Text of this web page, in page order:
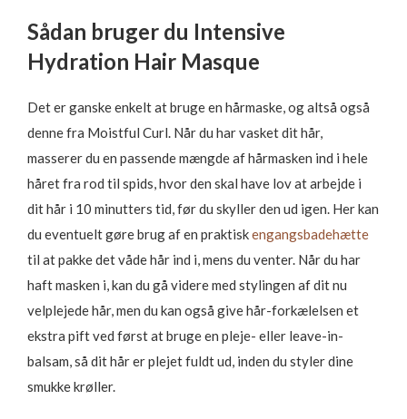
Sådan bruger du Intensive
Hydration Hair Masque
Det er ganske enkelt at bruge en hårmaske, og altså også
denne fra Moistful Curl. Når du har vasket dit hår,
masserer du en passende mængde af hårmasken ind i hele
håret fra rod til spids, hvor den skal have lov at arbejde i
dit hår i 10 minutters tid, før du skyller den ud igen. Her kan
du eventuelt gøre brug af en praktiskengangsbadehætte
til at pakke det våde hår ind i, mens du venter. Når du har
haft masken i, kan du gå videre med stylingen af dit nu
velplejede hår, men du kan også give hår-forkælelsen et
ekstra pift ved først at bruge en pleje- eller leave-in-
balsam, så dit hår er plejet fuldt ud, inden du styler dine
smukke krøller.